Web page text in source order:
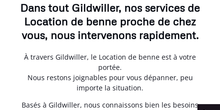
Dans tout Gildwiller, nos services de
Location de benne proche de chez
vous, nous intervenons rapidement.
À travers Gildwiller, le Location de benne est à votre
portée.
Nous restons joignables pour vous dépanner, peu
importe la situation.
Basés à Gildwiller, nous connaissons bien les besoins